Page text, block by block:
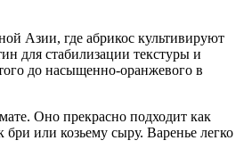
Азии, где абрикос культивируют
для стабилизации текстуры и
до насыщенно-оранжевого в
Оно прекрасно подходит как
или козьему сыру. Варенье легко